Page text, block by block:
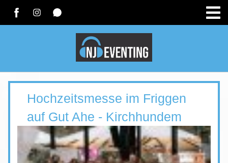
Hochzeitsmesse im Friggen
auf Gut Ahe - Kirchhundem